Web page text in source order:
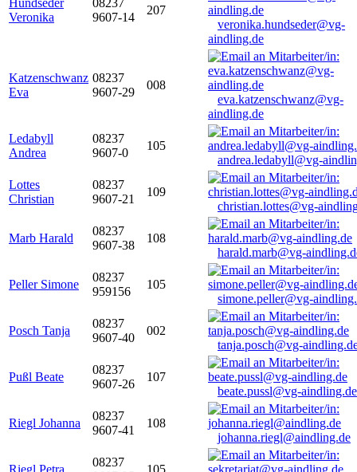
Hundseder
Veronika
08237
9607-14
207
veronika.hundseder@vg-
aindling.de
Katzenschwanz
Eva
08237
9607-29
008
eva.katzenschwanz@vg-
aindling.de
Ledabyll
Andrea
08237
9607-0
105
andrea.ledabyll@vg-
Lottes
Christian
08237
9607-21
109
christian.lottes@vg-
Marb Harald
08237
9607-38
108
harald.marb@vg-
Peller Simone
08237
959156
105
simone.peller@vg-
Posch Tanja
08237
9607-40
002
tanja.posch@vg-
Pußl Beate
08237
9607-26
107
beate.pussl@vg-aindling.de
Riegl Johanna
08237
9607-41
108
johanna.riegl@aindling.de
08237